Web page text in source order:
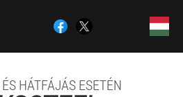
HÁTFÁJÁS ESETÉN